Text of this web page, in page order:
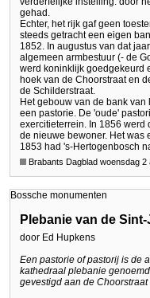
gehad.
Echter, het rijk gaf geen
steeds getracht een eigen
1852. In augustus van dat
algemeen armbestuur (- de
werd koninklijk goedgekeurd
hoek van de Choorstraat en
de Schilderstraat.
Het gebouw van de bank
een pastorie. De 'oude'
exercitieterrein. In 1856 werd
de nieuwe bewoner. Het was
1853 had 's-Hertogenbosch
Brabants Dagblad woensdag 2
Bossche monumenten
Plebanie van de
door Ed Hupkens
Een pastorie of pastorij is de
kathedraal plebanie
gevestigd aan de